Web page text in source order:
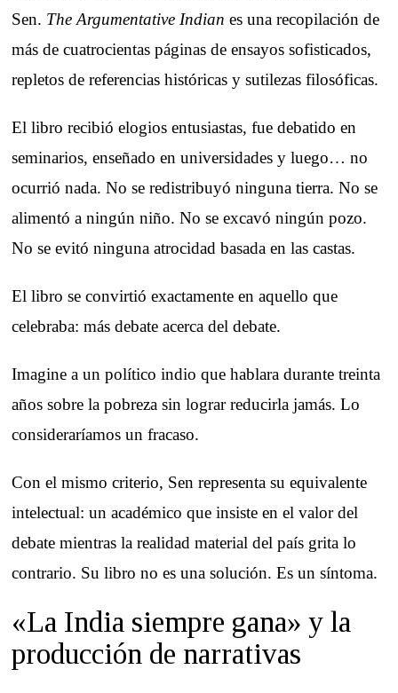
Sen. The Argumentative Indian es una recopilación de
más de cuatrocientas páginas de ensayos sofisticados,
repletos de referencias históricas y sutilezas filosóficas.
El libro recibió elogios entusiastas, fue debatido en
seminarios, enseñado en universidades y luego… no
ocurrió nada. No se redistribuyó ninguna tierra. No se
alimentó a ningún niño. No se excavó ningún pozo.
No se evitó ninguna atrocidad basada en las castas.
El libro se convirtió exactamente en aquello que
celebraba: más debate acerca del debate.
Imagine a un político indio que hablara durante treinta
años sobre la pobreza sin lograr reducirla jamás. Lo
consideraríamos un fracaso.
Con el mismo criterio, Sen representa su equivalente
intelectual: un académico que insiste en el valor del
debate mientras la realidad material del país grita lo
contrario. Su libro no es una solución. Es un síntoma.
«La India siempre gana» y la
producción de narrativas